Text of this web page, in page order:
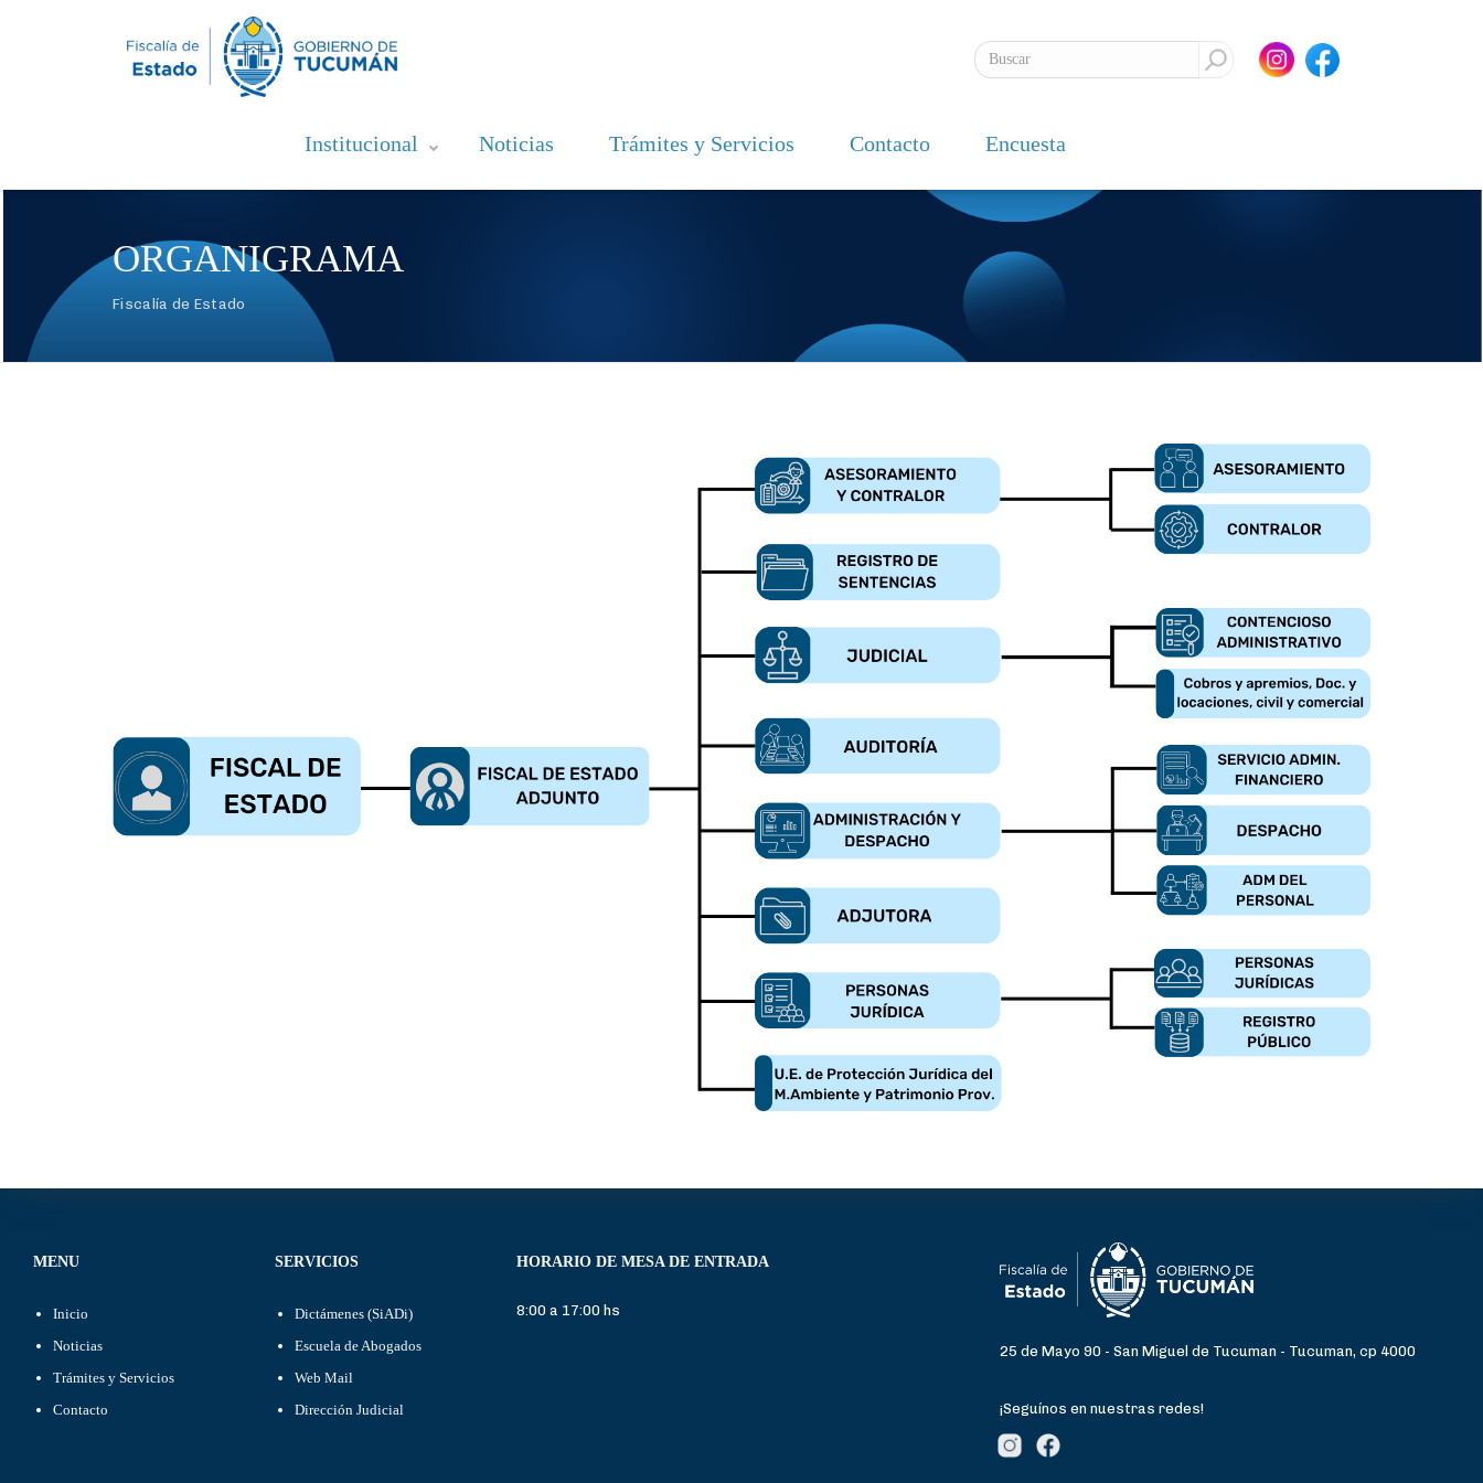
Institucional Noticias Trámites y Servicios Contacto Encuesta
ORGANIGRAMA
Fiscalía de Estado
MENU
Inicio
Noticias
Trámites y Servicios
Contacto
SERVICIOS
Dictámenes (SiADi)
Escuela de Abogados
Web Mail
Dirección Judicial
HORARIO DE MESA DE ENTRADA
8:00 a 17:00 hs
25 de Mayo 90 - San Miguel de Tucuman - Tucuman, cp 4000
¡Seguínos en nuestras redes!